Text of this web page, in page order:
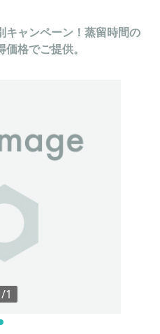
キャンペーン！蒸留時間の
格でご提供。
1